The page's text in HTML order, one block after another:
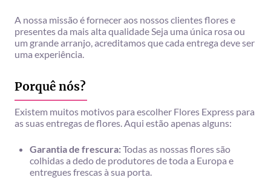
A nossa missão é fornecer aos nossos clientes flores e
presentes da mais alta qualidade Seja uma única rosa ou
um grande arranjo, acreditamos que cada entrega deve ser
uma experiência.
Porquê nós?
Existem muitos motivos para escolher Flores Express para
as suas entregas de flores. Aqui estão apenas alguns:
Garantia de frescura:Todas as nossas flores são
colhidas a dedo de produtores de toda a Europa e
entregues frescas à sua porta.